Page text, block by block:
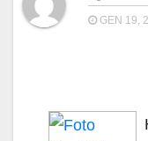
GEN 19,